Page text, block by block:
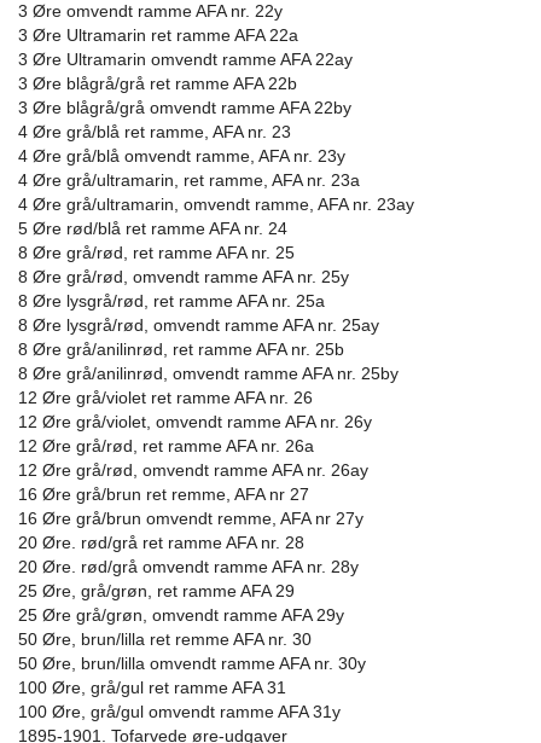
3 Øre omvendt ramme AFA nr. 22y
3 Øre Ultramarin ret ramme AFA 22a
3 Øre Ultramarin omvendt ramme AFA 22ay
3 Øre blågrå/grå ret ramme AFA 22b
3 Øre blågrå/grå omvendt ramme AFA 22by
4 Øre grå/blå ret ramme, AFA nr. 23
4 Øre grå/blå omvendt ramme, AFA nr. 23y
4 Øre grå/ultramarin, ret ramme, AFA nr. 23a
4 Øre grå/ultramarin, omvendt ramme, AFA nr. 23ay
5 Øre rød/blå ret ramme AFA nr. 24
8 Øre grå/rød, ret ramme AFA nr. 25
8 Øre grå/rød, omvendt ramme AFA nr. 25y
8 Øre lysgrå/rød, ret ramme AFA nr. 25a
8 Øre lysgrå/rød, omvendt ramme AFA nr. 25ay
8 Øre grå/anilinrød, ret ramme AFA nr. 25b
8 Øre grå/anilinrød, omvendt ramme AFA nr. 25by
12 Øre grå/violet ret ramme AFA nr. 26
12 Øre grå/violet, omvendt ramme AFA nr. 26y
12 Øre grå/rød, ret ramme AFA nr. 26a
12 Øre grå/rød, omvendt ramme AFA nr. 26ay
16 Øre grå/brun ret remme, AFA nr 27
16 Øre grå/brun omvendt remme, AFA nr 27y
20 Øre. rød/grå ret ramme AFA nr. 28
20 Øre. rød/grå omvendt ramme AFA nr. 28y
25 Øre, grå/grøn, ret ramme AFA 29
25 Øre grå/grøn, omvendt ramme AFA 29y
50 Øre, brun/lilla ret remme AFA nr. 30
50 Øre, brun/lilla omvendt ramme AFA nr. 30y
100 Øre, grå/gul ret ramme AFA 31
100 Øre, grå/gul omvendt ramme AFA 31y
1895-1901. Tofarvede øre-udgaver